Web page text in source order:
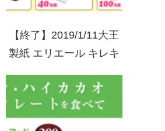
【終了】2019/1/11大王
製紙 エリエール キレキ
クマグッズでリラックス
キャンペーン